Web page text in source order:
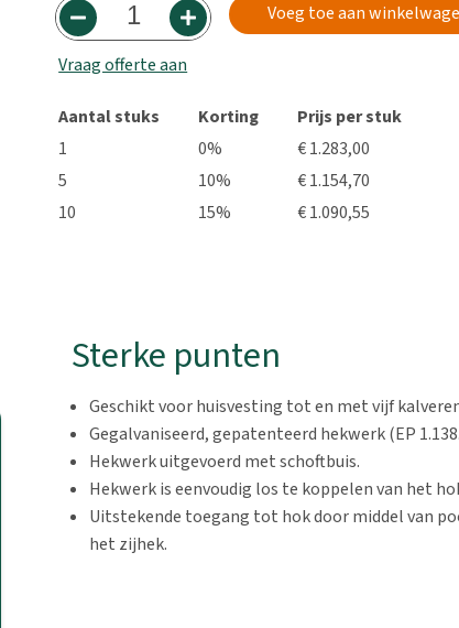
Voeg toe aan
Vraag offerte aan
Aantal stuks Korting
Prijs per stuk
1
0%
€ 1.283,00
5
10%
€ 1.154,70
10
15% € 1.090,55
Sterke punten
Geschikt voor huisvesting tot en met vijf
Gegalvaniseerd, gepatenteerd hekwerk (EP
Hekwerk uitgevoerd met schoftbuis.
Hekwerk is eenvoudig los te koppelen van het
Uitstekende toegang tot hok door middel van
het zijhek.